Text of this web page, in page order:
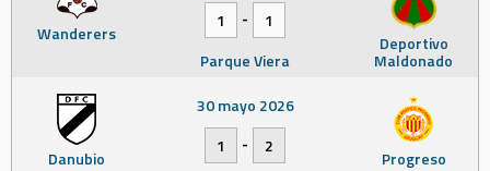
Wanderers Deportivo
Maldonado
1
-
1
Parque Viera
Danubio Progreso
30 mayo 2026
1
-
2